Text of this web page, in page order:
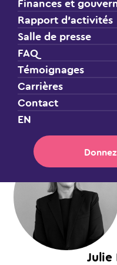
Finances et
Rapport d’activités
Salle de presse
FAQ
Témoignages
Carrières
Contact
EN
Les enfants sont
L’énergie et la
direction n’ont d’égal
Julie